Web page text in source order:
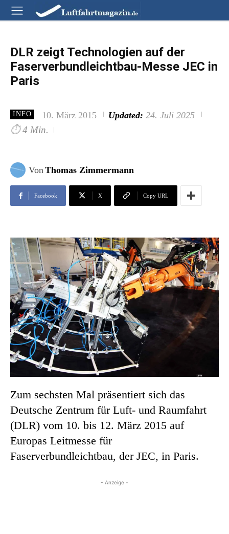
DLR zeigt Technologien auf der
Faserverbundleichtbau-Messe JEC in
Paris
INFO 10. März 2015 Updated: 24. Juli 2025
⏱ 4 Min.
VonThomas Zimmermann
Facebook X Copy URL
Zum sechsten Mal präsentiert sich das
Deutsche Zentrum für Luft- und Raumfahrt
(DLR) vom 10. bis 12. März 2015 auf
Europas Leitmesse für
Faserverbundleichtbau, der JEC, in Paris.
- Anzeige -